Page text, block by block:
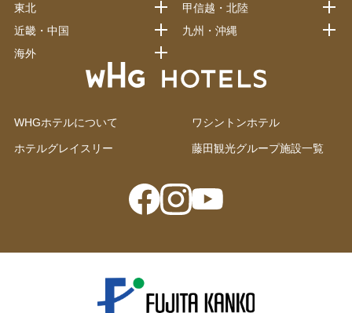
WHGホテルについて ワシントンホテル
ホテルグレイスリー 藤田観光グループ施設一覧
東北
甲信越・北陸
近畿・中国
九州・沖縄
海外